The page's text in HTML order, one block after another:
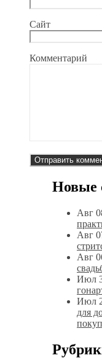
Сайт
Комментарий
Новые
Авг
Авг
Авг
Июл
Июл
для